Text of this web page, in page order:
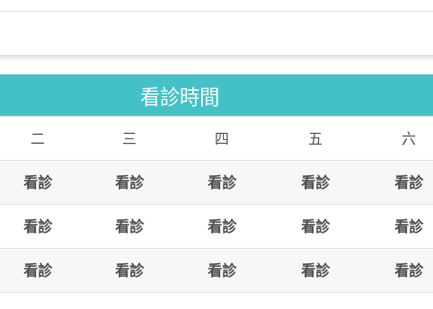
看診時間
二 三 四 五 六
看診 看診 看診 看診 看診
看診 看診 看診 看診 看診
看診 看診 看診 看診 看診